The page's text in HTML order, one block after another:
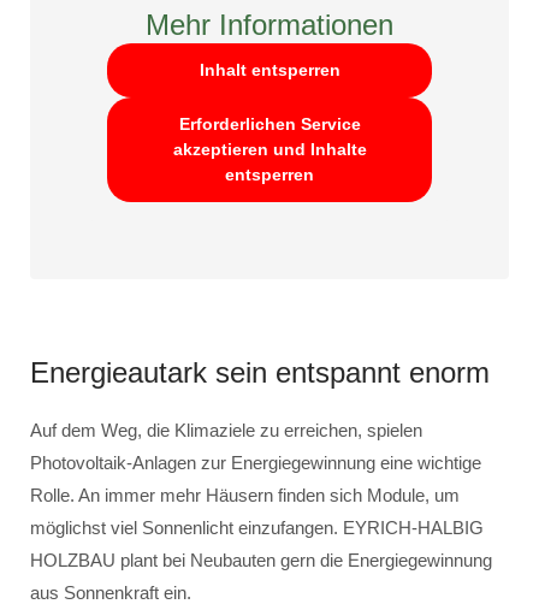
Mehr Informationen
Inhalt entsperren
Erforderlichen Service
akzeptieren und Inhalte
entsperren
Energieautark sein entspannt enorm
Auf dem Weg, die Klimaziele zu erreichen, spielen
Photovoltaik-Anlagen zur Energiegewinnung eine wichtige
Rolle. An immer mehr Häusern finden sich Module, um
möglichst viel Sonnenlicht einzufangen. EYRICH-HALBIG
HOLZBAU plant bei Neubauten gern die Energiegewinnung
aus Sonnenkraft ein.